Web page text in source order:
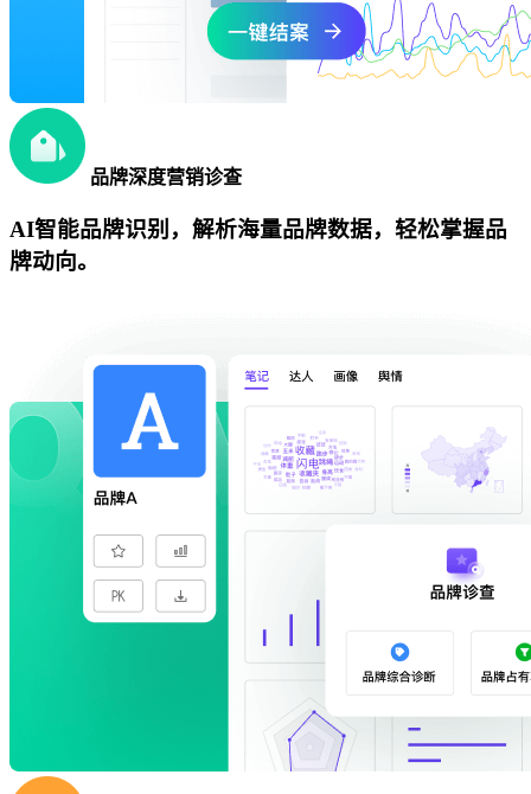
品牌深度营销诊查
AI智能品牌识别，解析海量品牌数据，轻松掌握品
牌动向。